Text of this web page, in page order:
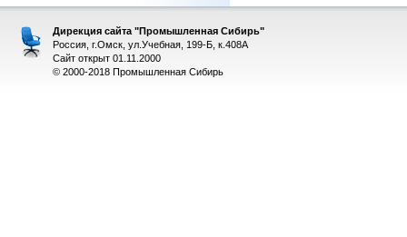
Дирекция сайта "Промышленная Сибирь"
Россия, г.Омск, ул.Учебная, 199-Б, к.408А
Сайт открыт 01.11.2000
© 2000-2018 Промышленная Сибирь